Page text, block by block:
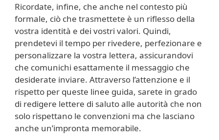
Ricordate, infine, che anche nel contesto più
formale, ciò che trasmettete è un riflesso della
vostra identità e dei vostri valori. Quindi,
prendetevi il tempo per rivedere, perfezionare e
personalizzare la vostra lettera, assicurandovi
che comunichi esattamente il messaggio che
desiderate inviare. Attraverso l’attenzione e il
rispetto per queste linee guida, sarete in grado
di redigere lettere di saluto alle autorità che non
solo rispettano le convenzioni ma che lasciano
anche un’impronta memorabile.